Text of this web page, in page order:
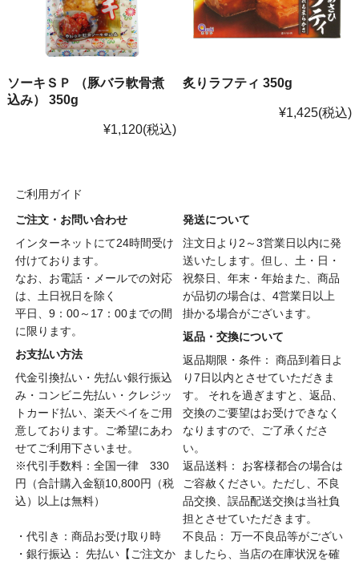
ソーキＳＰ （豚バラ軟骨煮
込み） 350g
¥1,120(税込)
炙りラフティ 350g
¥1,425(税込)
ご利用ガイド
ご注文・お問い合わせ
インターネットにて24時間受け
付けております。
なお、お電話・メールでの対応
は、土日祝日を除く
平日、9：00～17：00までの間
に限ります。
お支払い方法
代金引換払い・先払い銀行振込
み・コンビニ先払い・クレジッ
トカード払い、楽天ペイをご用
意しております。ご希望にあわ
せてご利用下さいませ。
※代引手数料：全国一律 330
円（合計購入金額10,800円（税
込）以上は無料）
・代引き：商品お受け取り時
・銀行振込： 先払い【ご注文か
発送について
注文日より2～3営業日以内に発
送いたします。但し、土・日・
祝祭日、年末・年始また、商品
が品切の場合は、4営業日以上
掛かる場合がございます。
返品・交換について
返品期限・条件： 商品到着日よ
り7日以内とさせていただきま
す。 それを過ぎますと、返品、
交換のご要望はお受けできなく
なりますので、ご了承くださ
い。
返品送料： お客様都合の場合は
ご容赦ください。ただし、不良
品交換、誤品配送交換は当社負
担とさせていただきます。
不良品： 万一不良品等がござい
ましたら、当店の在庫状況を確